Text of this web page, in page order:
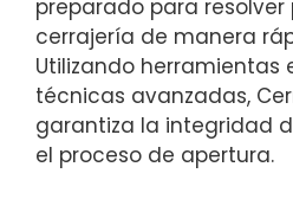
preparado para
cerrajería de manera
Utilizando herramientas
técnicas avanzadas,
garantiza la integridad
el proceso de apertura.